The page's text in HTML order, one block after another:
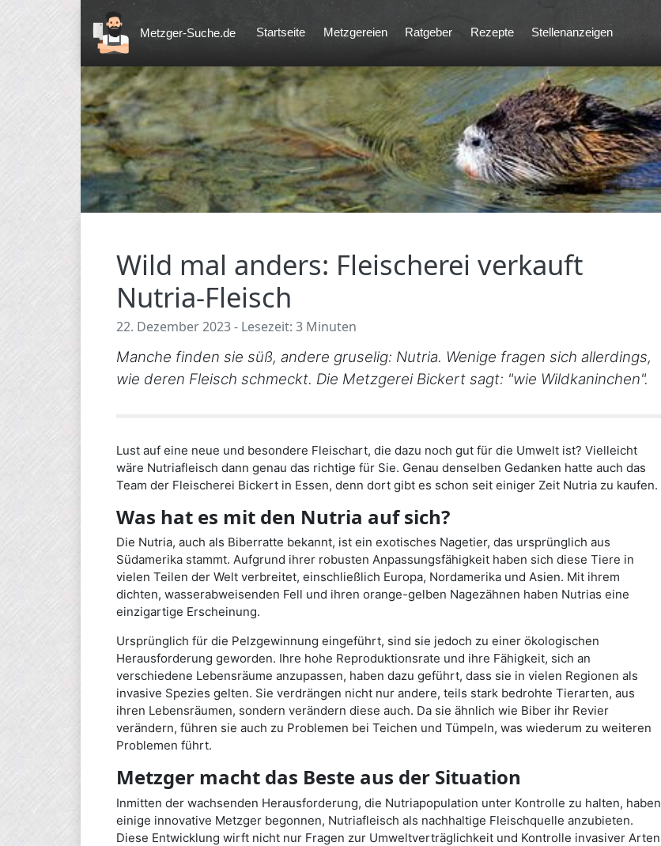
Metzger-Suche.de Startseite Metzgereien Ratgeber Rezepte Stellenanzeigen
Wild mal anders: Fleischerei verkauft
Nutria-Fleisch
22. Dezember 2023 - Lesezeit: 3 Minuten
Manche finden sie süß, andere gruselig: Nutria. Wenige fragen sich allerdings,
wie deren Fleisch schmeckt. Die Metzgerei Bickert sagt: "wie Wildkaninchen".
Lust auf eine neue und besondere Fleischart, die dazu noch gut für die Umwelt ist? Vielleicht
wäre Nutriafleisch dann genau das richtige für Sie. Genau denselben Gedanken hatte auch das
Team der Fleischerei Bickert in Essen, denn dort gibt es schon seit einiger Zeit Nutria zu kaufen.
Was hat es mit den Nutria auf sich?
Die Nutria, auch als Biberratte bekannt, ist ein exotisches Nagetier, das ursprünglich aus
Südamerika stammt. Aufgrund ihrer robusten Anpassungsfähigkeit haben sich diese Tiere in
vielen Teilen der Welt verbreitet, einschließlich Europa, Nordamerika und Asien. Mit ihrem
dichten, wasserabweisenden Fell und ihren orange-gelben Nagezähnen haben Nutrias eine
einzigartige Erscheinung.
Ursprünglich für die Pelzgewinnung eingeführt, sind sie jedoch zu einer ökologischen
Herausforderung geworden. Ihre hohe Reproduktionsrate und ihre Fähigkeit, sich an
verschiedene Lebensräume anzupassen, haben dazu geführt, dass sie in vielen Regionen als
invasive Spezies gelten. Sie verdrängen nicht nur andere, teils stark bedrohte Tierarten, aus
ihren Lebensräumen, sondern verändern diese auch. Da sie ähnlich wie Biber ihr Revier
verändern, führen sie auch zu Problemen bei Teichen und Tümpeln, was wiederum zu weiteren
Problemen führt.
Metzger macht das Beste aus der Situation
Inmitten der wachsenden Herausforderung, die Nutriapopulation unter Kontrolle zu halten, haben
einige innovative Metzger begonnen, Nutriafleisch als nachhaltige Fleischquelle anzubieten.
Diese Entwicklung wirft nicht nur Fragen zur Umweltverträglichkeit und Kontrolle invasiver Arten